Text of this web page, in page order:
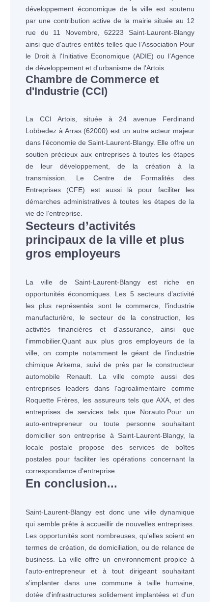
développement économique de la ville est soutenu
par une contribution active de la mairie située au 12
rue du 11 Novembre, 62223 Saint-Laurent-Blangy
ainsi que d'autres entités telles que l’Association Pour
le Droit à l'Initiative Economique (ADIE) ou l’Agence
de développement et d'urbanisme de l'Artois.
Chambre de Commerce et
d'Industrie (CCI)
La CCI Artois, située à 24 avenue Ferdinand
Lobbedez à Arras (62000) est un autre acteur majeur
dans l’économie de Saint-Laurent-Blangy. Elle offre un
soutien précieux aux entreprises à toutes les étapes
de leur développement, de la création à la
transmission. Le Centre de Formalités des
Entreprises (CFE) est aussi là pour faciliter les
démarches administratives à toutes les étapes de la
vie de l’entreprise.
Secteurs d’activités
principaux de la ville et plus
gros employeurs
La ville de Saint-Laurent-Blangy est riche en
opportunités économiques. Les 5 secteurs d’activité
les plus représentés sont le commerce, l'industrie
manufacturière, le secteur de la construction, les
activités financières et d'assurance, ainsi que
l'immobilier.Quant aux plus gros employeurs de la
ville, on compte notamment le géant de l’industrie
chimique Arkema, suivi de près par le constructeur
automobile Renault. La ville compte aussi des
entreprises leaders dans l'agroalimentaire comme
Roquette Frères, les assureurs tels que AXA, et des
entreprises de services tels que Norauto.Pour un
auto-entrepreneur ou toute personne souhaitant
domicilier son entreprise à Saint-Laurent-Blangy, la
locale postale propose des services de boîtes
postales pour faciliter les opérations concernant la
correspondance d'entreprise.
En conclusion...
Saint-Laurent-Blangy est donc une ville dynamique
qui semble prête à accueillir de nouvelles entreprises.
Les opportunités sont nombreuses, qu'elles soient en
termes de création, de domiciliation, ou de relance de
business. La ville offre un environnement propice à
l'auto-entrepreneur et à tout dirigeant souhaitant
s'implanter dans une commune à taille humaine,
dotée d'infrastructures solidement implantées et d'un